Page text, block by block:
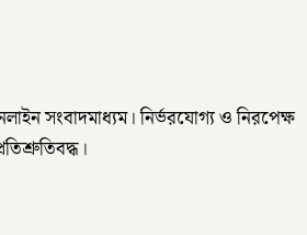
সংবাদমাধ্যম। নির্ভরযোগ্য ও নিরপেক্ষ